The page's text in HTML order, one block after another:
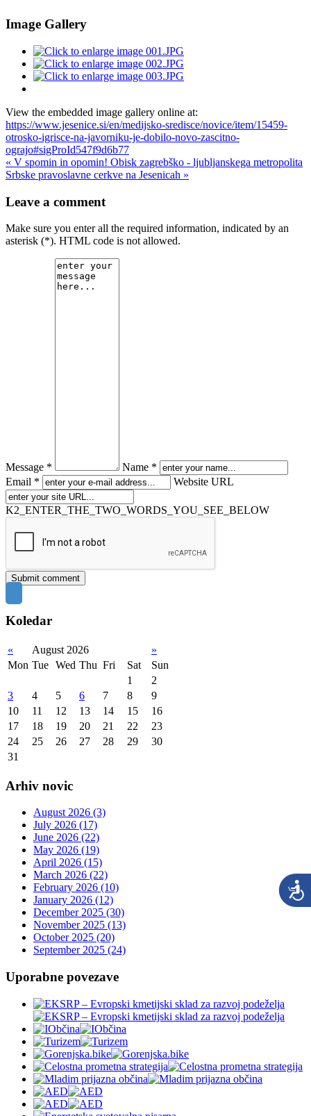
Image Gallery
View the embedded image gallery online at:
https://www.jesenice.si/en/medijsko-sredisce/novice/item/15459-
otrosko-igrisce-na-javorniku-je-dobilo-novo-zascitno-
ograjo#sigProId547f9d6b77
« V spomin in opomin! Obisk zagrebško - ljubljanskega metropolita
Srbske pravoslavne cerkve na Jesenicah »
Leave a comment
Make sure you enter all the required information, indicated by an
asterisk (*). HTML code is not allowed.
Message *
Name *
Email *
Website URL
K2_ENTER_THE_TWO_WORDS_YOU_SEE_BELOW
Koledar
« August 2026
»
Mon Tue Wed Thu Fri Sat
Sun
1
2
3
4 5 6 7 8
9
10
11 12 13 14 15
16
17
18 19 20 21 22
23
24
25 26 27 28 29
30
31
Arhiv novic
August 2026 (3)
July 2026 (17)
June 2026 (22)
May 2026 (19)
April 2026 (15)
March 2026 (22)
February 2026 (10)
January 2026 (12)
December 2025 (30)
November 2025 (13)
October 2025 (20)
September 2025 (24)
Uporabne povezave